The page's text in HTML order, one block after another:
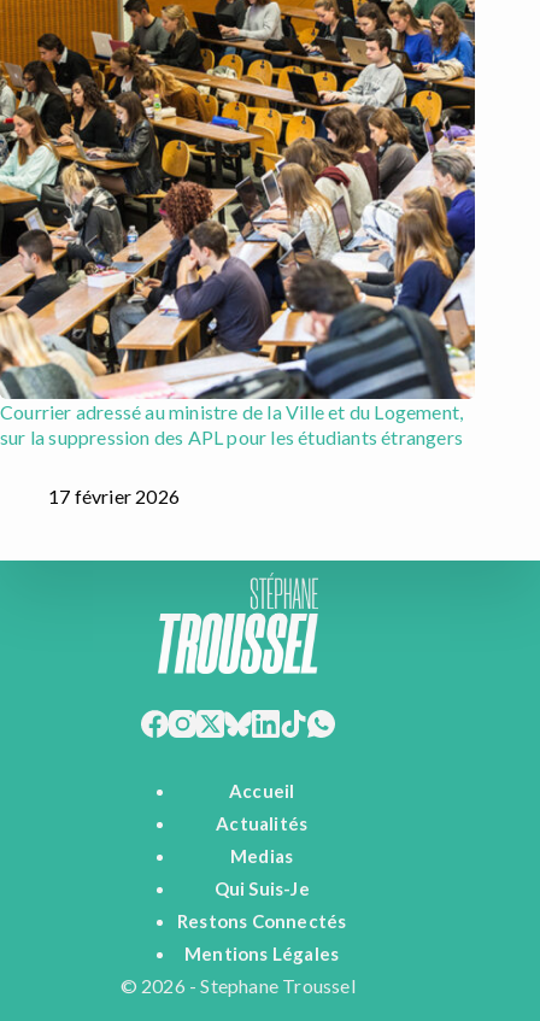
Courrier adressé au ministre de la Ville et du Logement,
sur la suppression des APL pour les étudiants étrangers
17 février 2026
Accueil
Actualités
Medias
Qui Suis-Je
Restons Connectés
Mentions Légales
© 2026 - Stephane Troussel